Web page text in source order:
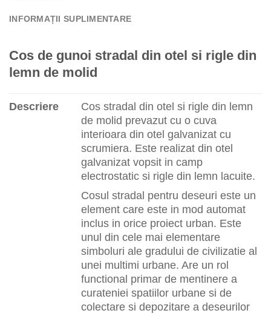
INFORMAȚII SUPLIMENTARE
Cos de gunoi stradal din otel si rigle din
lemn de molid
Descriere
Cos stradal din otel si rigle din lemn
de molid prevazut cu o cuva
interioara din otel galvanizat cu
scrumiera. Este realizat din otel
galvanizat vopsit in camp
electrostatic si rigle din lemn lacuite.
Cosul stradal pentru deseuri este un
element care este in mod automat
inclus in orice proiect urban. Este
unul din cele mai elementare
simboluri ale gradului de civilizatie al
unei multimi urbane. Are un rol
functional primar de mentinere a
curateniei spatiilor urbane si de
colectare si depozitare a deseurilor